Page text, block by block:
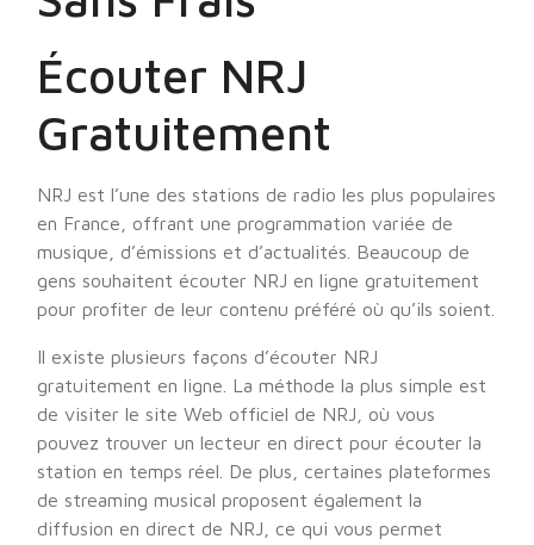
Écouter NRJ
Gratuitement
NRJ est l’une des stations de radio les plus populaires
en France, offrant une programmation variée de
musique, d’émissions et d’actualités. Beaucoup de
gens souhaitent écouter NRJ en ligne gratuitement
pour profiter de leur contenu préféré où qu’ils soient.
Il existe plusieurs façons d’écouter NRJ
gratuitement en ligne. La méthode la plus simple est
de visiter le site Web officiel de NRJ, où vous
pouvez trouver un lecteur en direct pour écouter la
station en temps réel. De plus, certaines plateformes
de streaming musical proposent également la
diffusion en direct de NRJ, ce qui vous permet